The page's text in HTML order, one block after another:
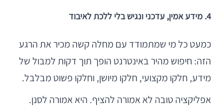
4. מידע אמין, עדכני ונגיש בלי ללכת לאיבוד
כמעט כל מי שמתמודד עם מחלה קשה מכיר את הרגע
הזה: חיפוש מהיר באינטרנט הופך תוך דקות למבול של
מידע, חלקו מקצועי, חלקו מיושן, וחלקו פשוט מבלבל.
אפליקציה טובה לא אמורה להציף. היא אמורה לסנן.